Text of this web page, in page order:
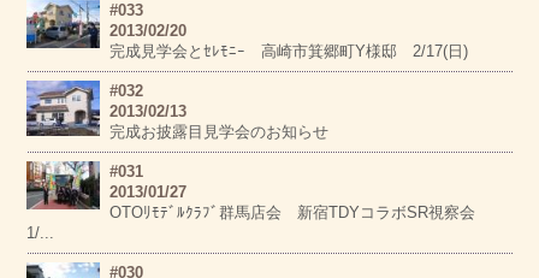
#033
2013/02/20
完成見学会とｾﾚﾓﾆｰ 高崎市箕郷町Y様邸 2/17(日)
#032
2013/02/13
完成お披露目見学会のお知らせ
#031
2013/01/27
OTOﾘﾓﾃﾞﾙｸﾗﾌﾞ群馬店会 新宿TDYコラボSR視察会
1/...
#030